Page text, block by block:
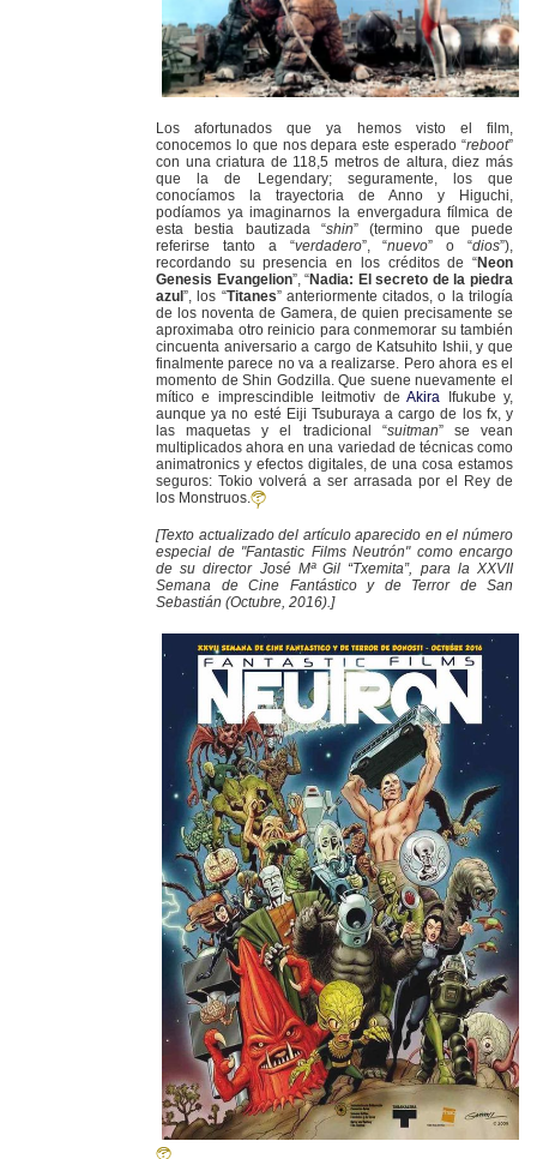
Los afortunados que ya hemos visto el film,
conocemos lo que nos depara este esperado “reboot”
con una criatura de 118,5 metros de altura, diez más
que la de Legendary; seguramente, los que
conocíamos la trayectoria de Anno y Higuchi,
podíamos ya imaginarnos la envergadura fílmica de
esta bestia bautizada “shin” (termino que puede
referirse tanto a “verdadero”, “nuevo” o “dios”),
recordando su presencia en los créditos de “Neon
Genesis Evangelion”, “Nadia: El secreto de la piedra
azul ”, los “Titanes” anteriormente citados, o la trilogía
de los noventa de Gamera, de quien precisamente se
aproximaba otro reinicio para conmemorar su también
cincuenta aniversario a cargo de Katsuhito Ishii, y que
finalmente parece no va a realizarse. Pero ahora es el
momento de Shin Godzilla. Que suene nuevamente el
mítico e imprescindible leitmotiv deAkira Ifukube y,
aunque ya no esté Eiji Tsuburaya a cargo de los fx, y
las maquetas y el tradicional “suitman” se vean
multiplicados ahora en una variedad de técnicas como
animatronics y efectos digitales, de una cosa estamos
seguros: Tokio volverá a ser arrasada por el Rey de
los Monstruos.
[Texto actualizado del artículo aparecido en el número
especial de "Fantastic Films Neutrón" como encargo
de su director José Mª Gil “Txemita”, para la XXVII
Semana de Cine Fantástico y de Terror de San
Sebastián (Octubre, 2016).]